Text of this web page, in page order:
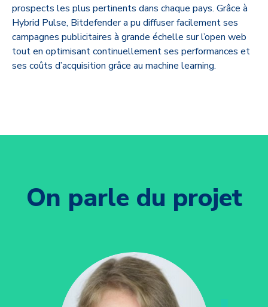
prospects les plus pertinents dans chaque pays. Grâce à
Hybrid Pulse, Bitdefender a pu diffuser facilement ses
campagnes publicitaires à grande échelle sur l’open web
tout en optimisant continuellement ses performances et
ses coûts d’acquisition grâce au machine learning.
On parle du projet